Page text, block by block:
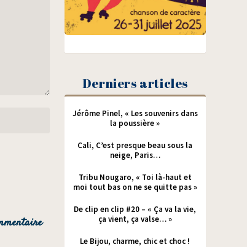
Derniers articles
Jérôme Pinel, « Les souvenirs dans
la poussière »
Cali, C’est presque beau sous la
neige, Paris…
Tribu Nougaro, « Toi là-haut et
moi tout bas on ne se quitte pas »
De clip en clip #20 – « Ça va la vie,
ça vient, ça valse… »
Le Bijou, charme, chic et choc !